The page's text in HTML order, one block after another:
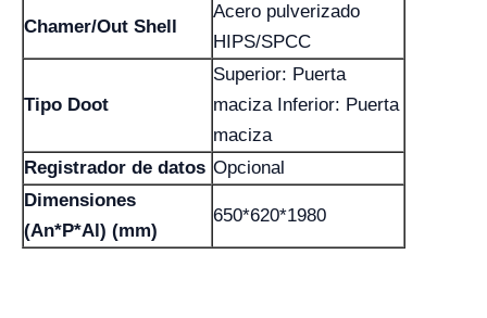
Chamer/Out Shell
Acero pulverizado
HIPS/SPCC
Tipo Doot
Superior: Puerta
maciza Inferior: Puerta
maciza
Registrador de datos Opcional
Dimensiones
(An*P*Al) (mm)
650*620*1980